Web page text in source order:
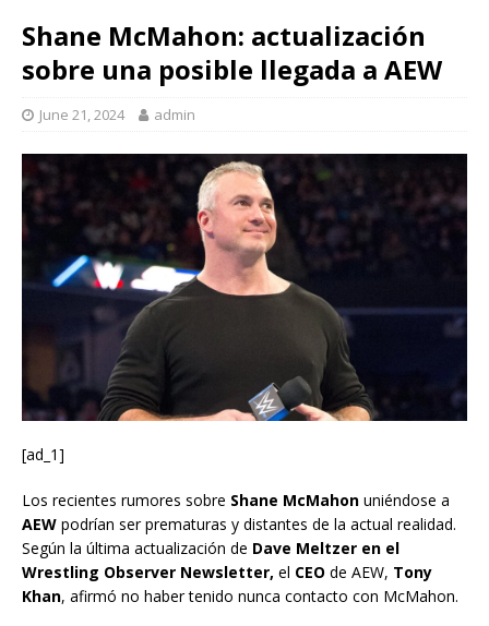
Shane McMahon: actualización
sobre una posible llegada a AEW
June 21, 2024 admin
[ad_1]
Los recientes rumores sobre Shane McMahon uniéndose a
AEW podrían ser prematuras y distantes de la actual realidad.
Según la última actualización de Dave Meltzer en el
Wrestling Observer Newsletter, el CEO de AEW, Tony
Khan, afirmó no haber tenido nunca contacto con McMahon.